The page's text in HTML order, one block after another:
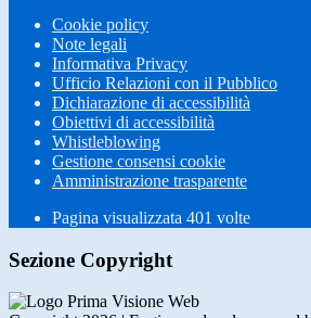
Cookie policy
Note legali
Informativa Privacy
Ufficio Relazioni con il Pubblico
Dichiarazione di accessibilità
Obiettivi di accessibilità
Whistleblowing
Gestione consensi cookie
Amministrazione trasparente
Pagina visualizzata 401 volte
Sezione Copyright